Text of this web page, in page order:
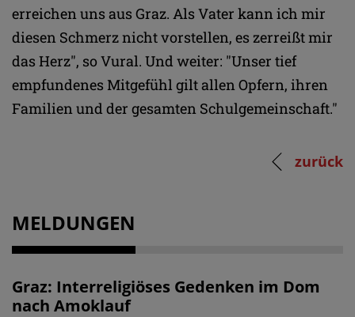
erreichen uns aus Graz. Als Vater kann ich mir
diesen Schmerz nicht vorstellen, es zerreißt mir
das Herz", so Vural. Und weiter: "Unser tief
empfundenes Mitgefühl gilt allen Opfern, ihren
Familien und der gesamten Schulgemeinschaft."
zurück
MELDUNGEN
Graz: Interreligiöses Gedenken im Dom
nach Amoklauf